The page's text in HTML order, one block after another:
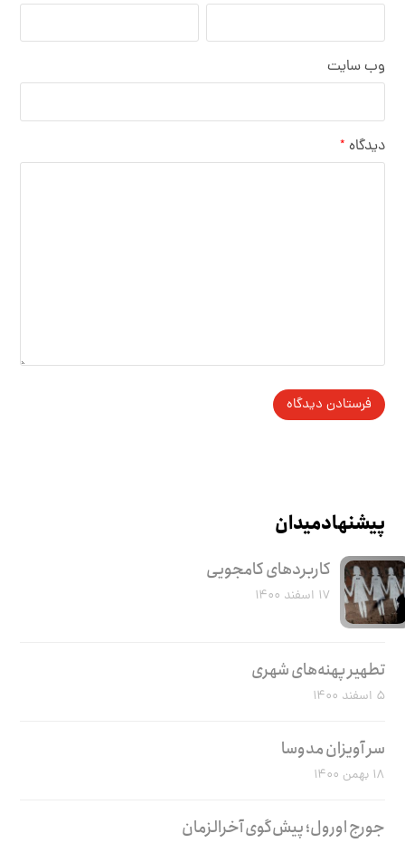
وب‌ سایت
دیدگاه *
پیشنهاد میدان
کاربرد‌های کامجویی
۱۷ اسفند ۱۴۰۰
تطهیر پهنه‌های شهری
۵ اسفند ۱۴۰۰
سر آویزان مدوسا
۱۸ بهمن ۱۴۰۰
جورج اورول؛ پیش‌گوی آخرالزمان